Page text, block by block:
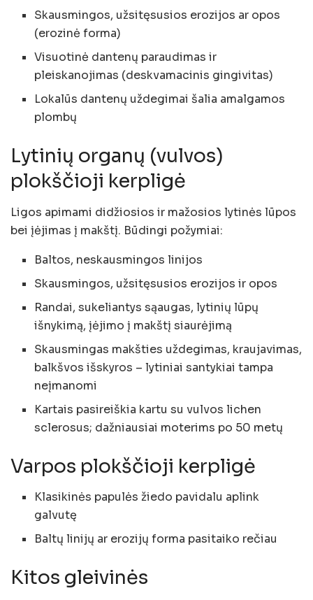
Skausmingos, užsitęsusios erozijos ar opos
(erozinė forma)
Visuotinė dantenų paraudimas ir
pleiskanojimas (deskvamacinis gingivitas)
Lokalūs dantenų uždegimai šalia amalgamos
plombų
Lytinių organų (vulvos)
plokščioji kerpligė
Ligos apimami didžiosios ir mažosios lytinės lūpos
bei įėjimas į makštį. Būdingi požymiai:
Baltos, neskausmingos linijos
Skausmingos, užsitęsusios erozijos ir opos
Randai, sukeliantys sąaugas, lytinių lūpų
išnykimą, įėjimo į makštį siaurėjimą
Skausmingas makšties uždegimas, kraujavimas,
balkšvos išskyros – lytiniai santykiai tampa
neįmanomi
Kartais pasireiškia kartu su vulvos lichen
sclerosus; dažniausiai moterims po 50 metų
Varpos plokščioji kerpligė
Klasikinės papulės žiedo pavidalu aplink
galvutę
Baltų linijų ar erozijų forma pasitaiko rečiau
Kitos gleivinės